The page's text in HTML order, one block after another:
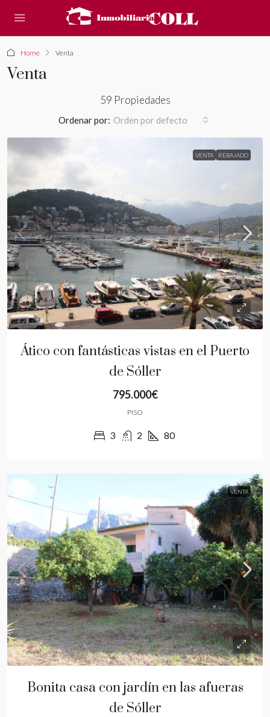
Home Venta
Venta
59 Propiedades
Ordenar por: Orden por defecto
VENTA REBAJADO
Ático con fantásticas vistas en el Puerto
de Sóller
795.000€
PISO
3 2 80
VENTA
Bonita casa con jardín en las afueras
de Sóller